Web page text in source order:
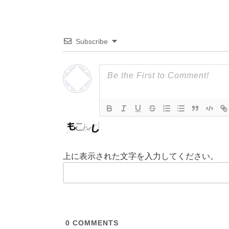
Subscribe
上に表示された文字を入力してください。
0 COMMENTS